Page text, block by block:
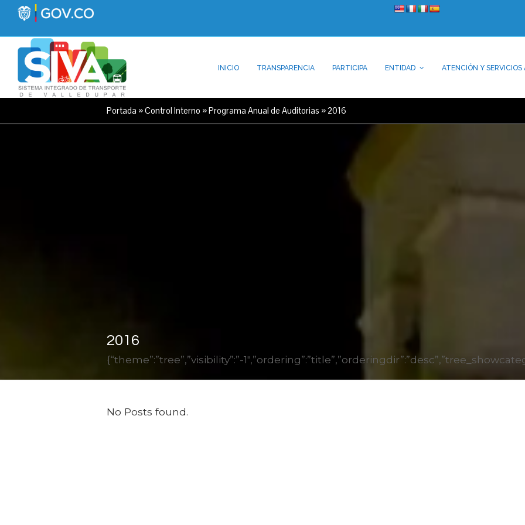
INICIO TRANSPARENCIA PARTICIPA ENTIDAD ATENCIÓN Y SERVICIOS
Portada »Control Interno »Programa Anual de Auditorias »2016
2016
{“theme”:”tree”,”visibility”:”-
No Posts found.